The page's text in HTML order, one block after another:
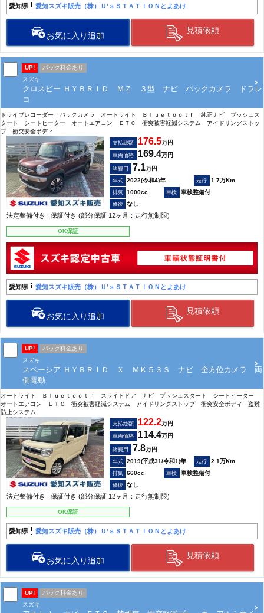
愛知県 愛知スズキ販売（株）Ｕ’ｓＳＴＡＴＩＯＮとよあけ
お気に入り追加
見積依頼
UP!
パック料金あり
スズキ
クロスビー ＨＹＢＲＩＤ ＭＺ ３型 ナビ バックカメラ ドラレ
コ
ドライブレコーダー バックカメラ オートライト Ｂｌｕｅｔｏｏｔｈ 純正ナビ プッシュス
タート シートヒーター オートエアコン ＥＴＣ 衝突被害軽減システム アイドリングストッ
プ 衝突安全ボディ
支払総額 176.5万円
車両価格 169.4万円
諸費用 7.1万円
2022(令和4)年
1.7万Km
1000cc
車検整備付
なし
法定整備付き | 保証付き (部分保証 12ヶ月：走行無制限)
OK保証
愛知県 愛知スズキ販売（株）Ｕ’ｓＳＴＡＴＩＯＮとよあけ
お気に入り追加
見積依頼
UP!
パック料金あり
スズキ
スペーシア ＨＹＢＲＩＤ Ｘ ＭＫ５３Ｓ ナビ 全方位カメラ 両
側電動
オートライト Ｂｌｕｅｔｏｏｔｈ スライドドア ナビ プッシュスタート シートヒーター
オートエアコン ＥＴＣ 衝突被害軽減システム アイドリングストップ 衝突安全ボディ 盗難
防止システム
支払総額 122.2万円
車両価格 114.4万円
諸費用 7.8万円
2019(平成31/令和1)年
2.1万Km
660cc
車検整備付
なし
法定整備付き | 保証付き (部分保証 12ヶ月：走行無制限)
OK保証
愛知県 愛知スズキ販売（株）Ｕ’ｓＳＴＡＴＩＯＮとよあけ
お気に入り追加
見積依頼
UP!
パック料金あり
スズキ